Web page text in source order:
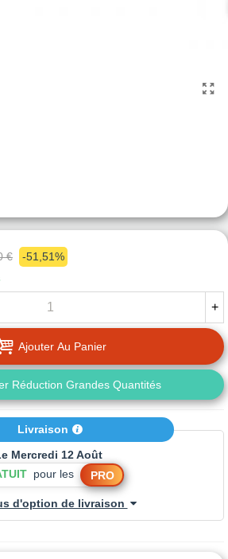
€
-51,51%
+
Ajouter Au Panier
Réduction Grandes Quantités
Livraison
Mercredi 12 Août
pour les PRO
d'option de livraison